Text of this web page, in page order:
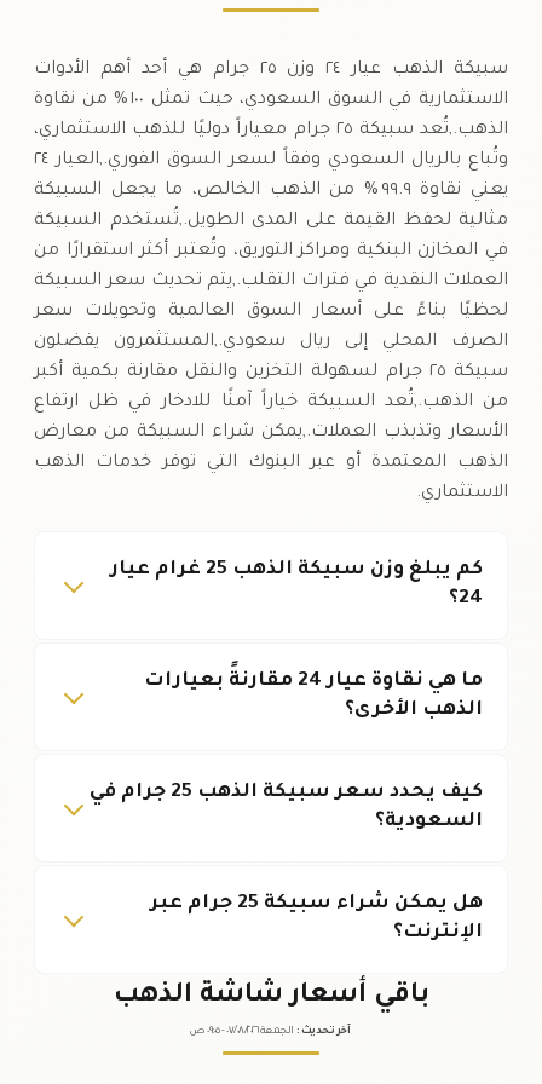
سبيكة الذهب عيار ٢٤ وزن ٢٥ جرام هي أحد أهم الأدوات
الاستثمارية في السوق السعودي، حيث تمثل ١٠٠ % من نقاوة
الذهب.,تُعد سبيكة ٢٥ جرام معياراً دوليًا للذهب الاستثماري،
وتُباع بالريال السعودي وفقاً لسعر السوق الفوري.,العيار ٢٤
يعني نقاوة ٩٩.٩ % من الذهب الخالص، ما يجعل السبيكة
مثالية لحفظ القيمة على المدى الطويل.,تُستخدم السبيكة
في المخازن البنكية ومراكز التوريق، وتُعتبر أكثر استقرارًا من
العملات النقدية في فترات التقلب.,يتم تحديث سعر السبيكة
لحظيًا بناءً على أسعار السوق العالمية وتحويلات سعر
الصرف المحلي إلى ريال سعودي.,المستثمرون يفضلون
سبيكة ٢٥ جرام لسهولة التخزين والنقل مقارنة بكمية أكبر
من الذهب.,تُعد السبيكة خياراً آمنًا للادخار في ظل ارتفاع
الأسعار وتذبذب العملات.,يمكن شراء السبيكة من معارض
الذهب المعتمدة أو عبر البنوك التي توفر خدمات الذهب
الاستثماري.
كم يبلغ وزن سبيكة الذهب 25 غرام عيار
24؟
ما هي نقاوة عيار 24 مقارنةً بعيارات
الذهب الأخرى؟
كيف يحدد سعر سبيكة الذهب 25 جرام في
السعودية؟
هل يمكن شراء سبيكة 25 جرام عبر
الإنترنت؟
باقي أسعار شاشة الذهب
آخر تحديث : الجمعة ٠٧ /٠٨/٢٠٢٦ - ٠٩:٠٥ ص